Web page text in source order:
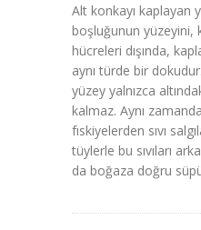
Alt konkayı kaplayan
boşluğunun yüzeyini,
hücreleri dışında,
aynı türde bir
yüzey yalnızca
kalmaz. Aynı
fıskiyelerden sıvı
tüylerle bu sıvıları
da boğaza doğru